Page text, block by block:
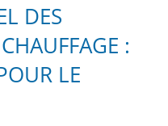
DES
:
LE